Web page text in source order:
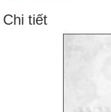
Chi tiết